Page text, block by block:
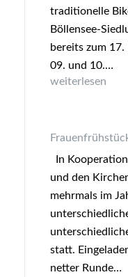
traditionelle
Böllensee-
bereits zum
09. und 10.…
Gemeindefest
weiterlesen
In
und den
mehrmals im
statt.
netter Runde…